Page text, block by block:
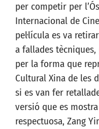
per competir per
Internacional de
pel·lícula es va
a fallades
per la forma que
Cultural Xina de les
si es van fer
versió que es
respectuosa, Zang